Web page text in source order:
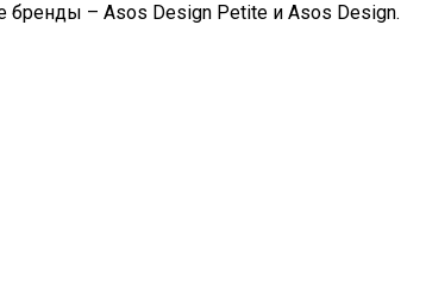
– Asos Design Petite и Asos Design.